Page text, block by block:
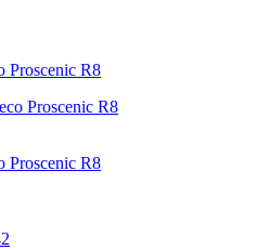
Proscenic R8
Proscenic R8